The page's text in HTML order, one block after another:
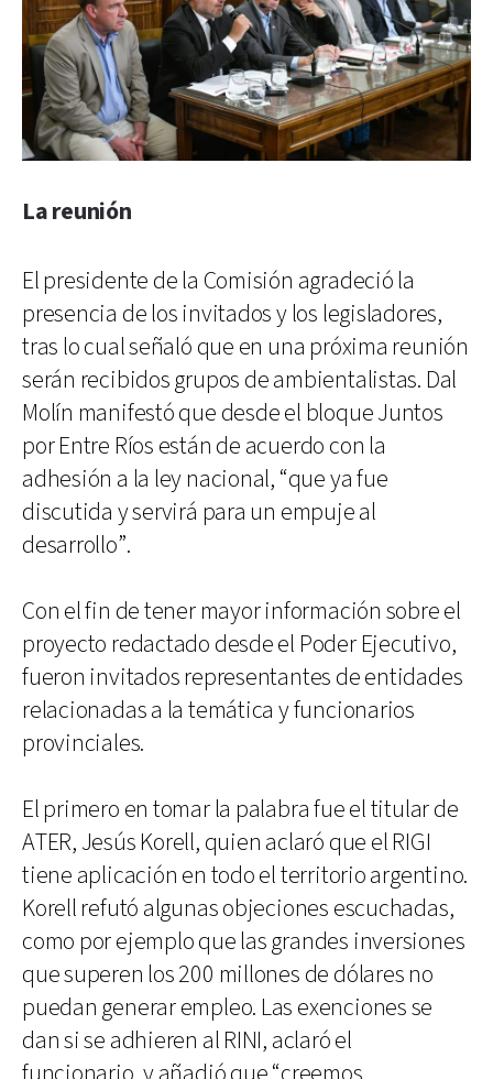
La reunión
El presidente de la Comisión agradeció la
presencia de los invitados y los legisladores,
tras lo cual señaló que en una próxima reunión
serán recibidos grupos de ambientalistas. Dal
Molín manifestó que desde el bloque Juntos
por Entre Ríos están de acuerdo con la
adhesión a la ley nacional, “que ya fue
discutida y servirá para un empuje al
desarrollo”.
Con el fin de tener mayor información sobre el
proyecto redactado desde el Poder Ejecutivo,
fueron invitados representantes de entidades
relacionadas a la temática y funcionarios
provinciales.
El primero en tomar la palabra fue el titular de
ATER, Jesús Korell, quien aclaró que el RIGI
tiene aplicación en todo el territorio argentino.
Korell refutó algunas objeciones escuchadas,
como por ejemplo que las grandes inversiones
que superen los 200 millones de dólares no
puedan generar empleo. Las exenciones se
dan si se adhieren al RINI, aclaró el